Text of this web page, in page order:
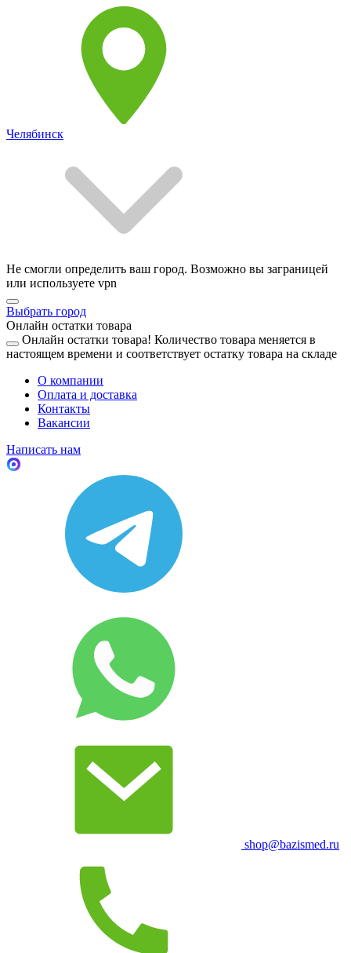
Челябинск
Не смогли определить ваш город. Возможно вы заграницей
или используете vpn
Выбрать город
Онлайн остатки товара
Онлайн остатки товара! Количество товара меняется в
настоящем времени и соответствует остатку товара на складе
О компании
Оплата и доставка
Контакты
Вакансии
Написать нам
shop@bazismed.ru